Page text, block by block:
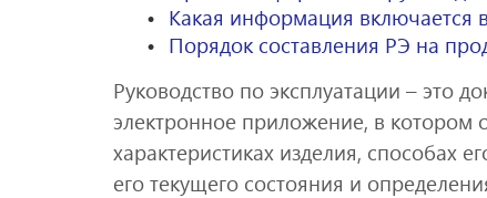
Какая информация включается
Порядок составления РЭ на
Руководство по эксплуатации – это
электронное приложение, в котором
характеристиках изделия, способах
его текущего состояния и